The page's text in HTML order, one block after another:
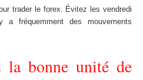
trader le forex. Évitez les vendredi
fréquemment des mouvements
la bonne unité de